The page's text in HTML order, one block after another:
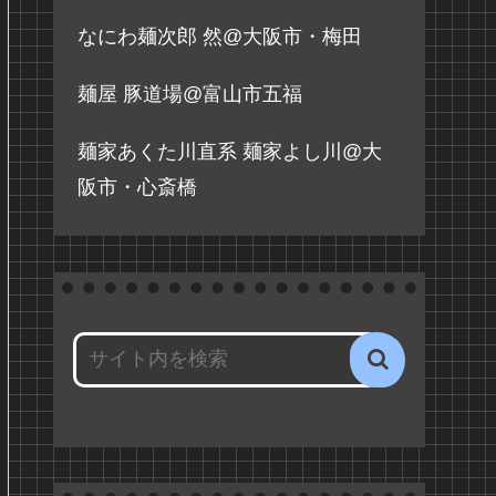
なにわ麺次郎 然@大阪市・梅田
麺屋 豚道場@富山市五福
麺家あくた川直系 麺家よし川@大
阪市・心斎橋